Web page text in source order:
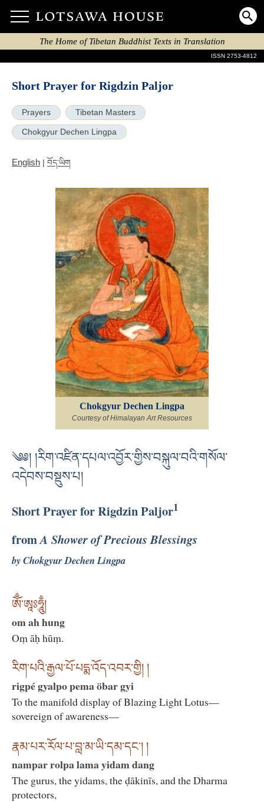
The Home of Tibetan Buddhist Texts in Translation
ISSN 2753-4812
Short Prayer for Rigdzin Paljor
Prayers Tibetan Masters
Chokgyur Dechen Lingpa
English | བོད་ཡིག
Chokgyur Dechen Lingpa
Courtesy of Himalayan Art Resources
༄༅། །རིག་འཛིན་དཔལ་འབྱོར་གྱིས་བསྐུལ་བའི་གསོལ་
འདེབས་བསྡུས་པ།
Short Prayer for Rigdzin Paljor1
fromA Shower of Precious Blessings
by Chokgyur Dechen Lingpa
ཨོྃ་ཨཱཿཧཱུྃ།
om ah hung
Oṃ āḥ hūṃ.
རིག་པའི་རྒྱལ་པོ་པདྨ་འོད་འབར་གྱི། །
rigpé gyalpo pema öbar gyi
To the manifold display of Blazing Light Lotus—
sovereign of awareness—
རྣམ་པར་རོལ་པ་བླ་མ་ཡི་དམ་དང་། །
nampar rolpa lama yidam dang
The gurus, the yidams, the ḍākinīs, and the Dharma
protectors,